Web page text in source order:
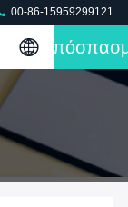
00-86-15959299121